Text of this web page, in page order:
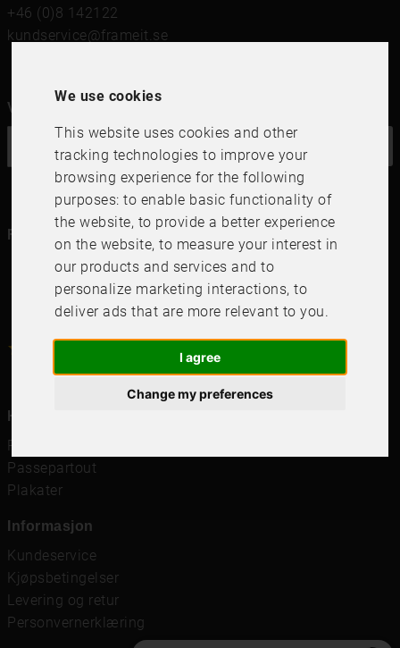
We use cookies
This website uses cookies and other
tracking technologies to improve your
browsing experience for the following
purposes:to enable basic functionality of
the website, to provide a better experience
on the website,to measure your interest in
our products and services and to
personalize marketing interactions,to
deliver ads that are more relevant to you.
I agree
Change my preferences
+46 (0)8 142122
kundservice@frameit.se
Vil du ha vårt nyhetsbrev?
Følg oss i dine kanaler
+ Recensioner
Hurtigkoblinger
Rammer
Passepartout
Plakater
Informasjon
Kundeservice
Kjøpsbetingelser
Levering og retur
Personvernerklæring